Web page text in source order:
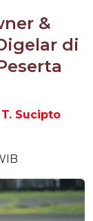
&
di
T. Sucipto